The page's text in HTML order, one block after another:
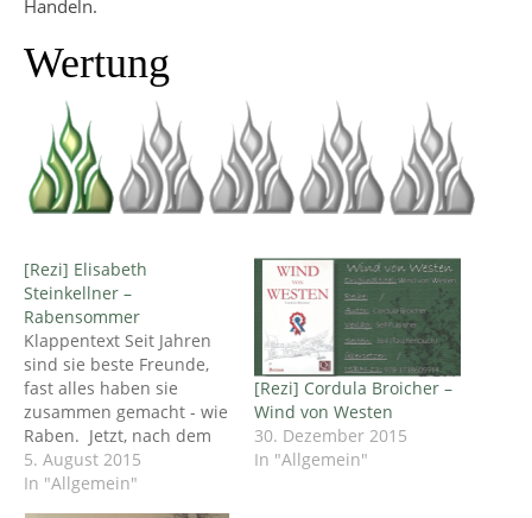
Handeln.
Wertung
[Rezi] Elisabeth
Steinkellner –
Rabensommer
Klappentext Seit Jahren
sind sie beste Freunde,
fast alles haben sie
zusammen gemacht - wie
Raben. Jetzt, nach dem
Abitur, muss jeder für
sich entscheiden, wie es
5. August 2015
In "Allgemein"
[Rezi] Cordula Broicher –
Wind von Westen
30. Dezember 2015
In "Allgemein"